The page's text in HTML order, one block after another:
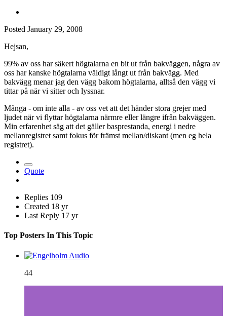
Posted January 29, 2008
Hejsan,
99% av oss har säkert högtalarna en bit ut från bakväggen, några av
oss har kanske högtalarna väldigt långt ut från bakvägg. Med
bakvägg menar jag den vägg bakom högtalarna, alltså den vägg vi
tittar på när vi sitter och lyssnar.
Många - om inte alla - av oss vet att det händer stora grejer med
ljudet när vi flyttar högtalarna närmre eller längre ifrån bakväggen.
Min erfarenhet säg att det gäller basprestanda, energi i nedre
mellanregistret samt fokus för främst mellan/diskant (men eg hela
registret).
Quote
Replies 109
Created 18 yr
Last Reply 17 yr
Top Posters In This Topic
44